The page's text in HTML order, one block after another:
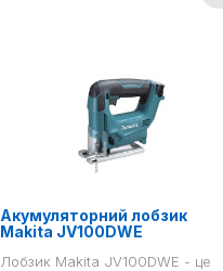
Акумуляторний лобзик
Makita JV100DWE
Лобзик Makita JV100DWE - це